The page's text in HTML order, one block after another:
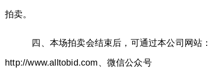
拍卖。
四、本场拍卖会结束后，可通过本公司网站：
http://www.alltobid.com、微信公众号